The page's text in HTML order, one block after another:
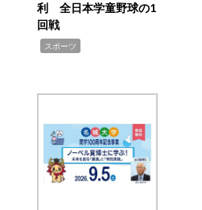
利 全日本学童野球の1
回戦
スポーツ